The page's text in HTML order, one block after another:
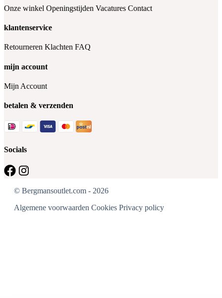
Onze winkel Openingstijden Vacatures Contact
klantenservice
Retourneren Klachten FAQ
mijn account
Mijn Account
betalen & verzenden
Socials
© Bergmansoutlet.com - 2026
Algemene voorwaarden Cookies Privacy policy